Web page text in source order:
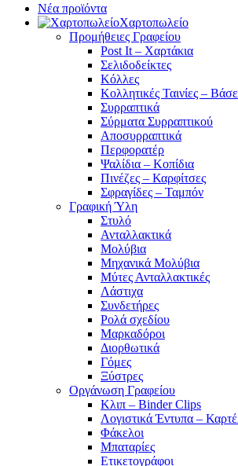
Νέα προϊόντα
Χαρτοπωλείο
Προμήθειες Γραφείου
Post It – Χαρτάκια
Σελιδοδείκτες
Κόλλες
Κολλητικές Ταινίες –
Συρραπτικά
Σύρματα Συρραπτικού
Αποσυρραπτικά
Περφορατέρ
Ψαλίδια – Κοπίδια
Πινέζες – Καρφίτσες
Σφραγίδες – Ταμπόν
Γραφική Ύλη
Στυλό
Ανταλλακτικά
Μολύβια
Μηχανικά Μολύβια
Μύτες Ανταλλακτικές
Λάστιχα
Συνδετήρες
Ρολά σχεδίου
Μαρκαδόροι
Διορθωτικά
Γόμες
Ξύστρες
Οργάνωση Γραφείου
Κλιπ – Binder Clips
Λογιστικά Έντυπα –
Φάκελοι
Μπαταρίες
Ετικετογράφοι